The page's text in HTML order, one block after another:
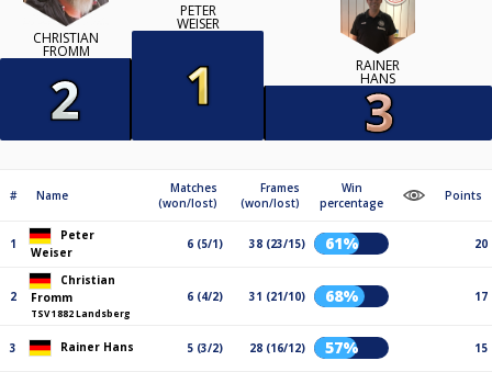
CHRISTIAN
FROMM
PETER
WEISER
RAINER
HANS
# Name
Matches
(won/lost)
Frames
(won/lost)
Win
percentage
Points
1
Peter
Weiser
6 (5/1) 38 (23/15) 61% 20
2
Christian
Fromm
TSV 1882 Landsberg
6 (4/2) 31 (21/10) 68% 17
3 Rainer Hans 5 (3/2) 28 (16/12) 57% 15